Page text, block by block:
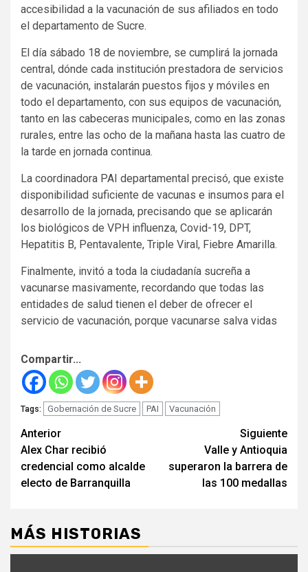
accesibilidad a la vacunación de sus afiliados en todo
el departamento de Sucre.
El día sábado 18 de noviembre, se cumplirá la jornada
central, dónde cada institución prestadora de servicios
de vacunación, instalarán puestos fijos y móviles en
todo el departamento, con sus equipos de vacunación,
tanto en las cabeceras municipales, como en las zonas
rurales, entre las ocho de la mañana hasta las cuatro de
la tarde en jornada continua.
La coordinadora PAI departamental precisó, que existe
disponibilidad suficiente de vacunas e insumos para el
desarrollo de la jornada, precisando que se aplicarán
los biológicos de VPH influenza, Covid-19, DPT,
Hepatitis B, Pentavalente, Triple Viral, Fiebre Amarilla.
Finalmente, invitó a toda la ciudadanía sucreña a
vacunarse masivamente, recordando que todas las
entidades de salud tienen el deber de ofrecer el
servicio de vacunación, porque vacunarse salva vidas
Compartir...
Tags: Gobernación de Sucre PAI Vacunación
Seguir
leyendo
Anterior
Alex Char recibió
credencial como alcalde
electo de Barranquilla
Siguiente
Valle y Antioquia
superaron la barrera de
las 100 medallas
MÁS HISTORIAS